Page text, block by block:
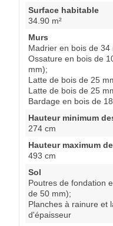
Surface habitable
34.90 m²
Murs
Madrier en bois de 34
Ossature en bois de
mm);
Latte de bois de 25
Latte de bois de 25
Bardage en bois de
Hauteur minimum
274 cm
Hauteur maximum
493 cm
Sol
Poutres de fondation
de 50 mm);
Planches à rainure et
d'épaisseur